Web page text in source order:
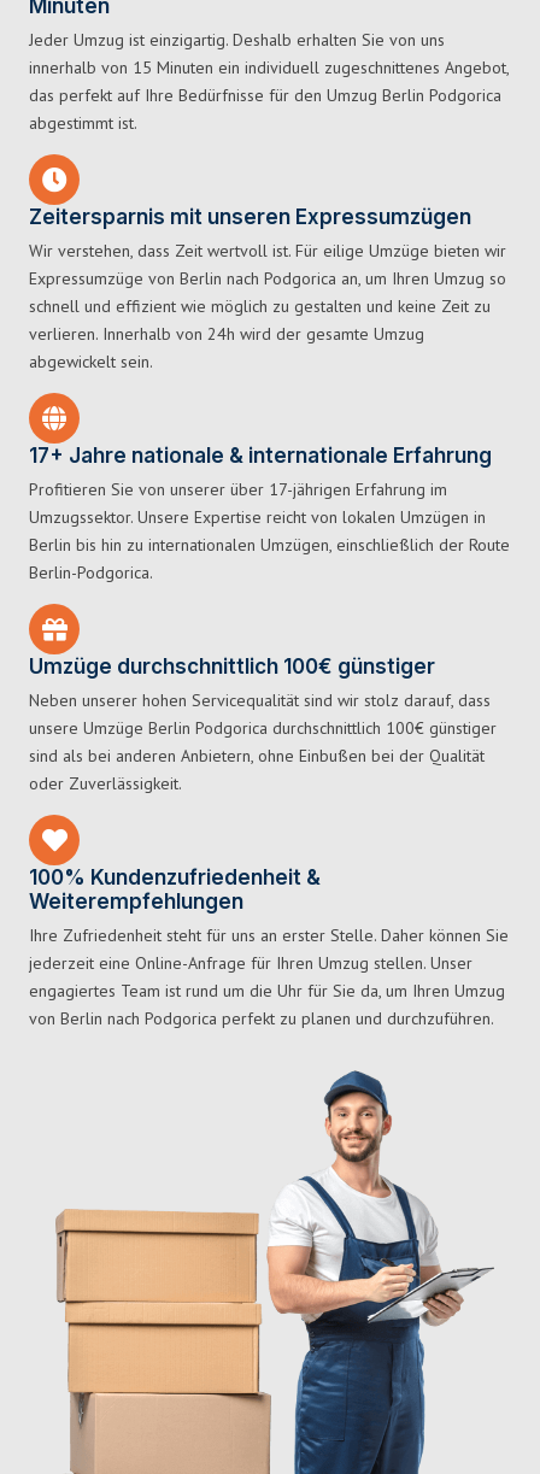
Minuten
Jeder Umzug ist einzigartig. Deshalb erhalten Sie von uns
innerhalb von 15 Minuten ein individuell zugeschnittenes Angebot,
das perfekt auf Ihre Bedürfnisse für den Umzug Berlin Podgorica
abgestimmt ist.
Zeitersparnis mit unseren Expressumzügen
Wir verstehen, dass Zeit wertvoll ist. Für eilige Umzüge bieten wir
Expressumzüge von Berlin nach Podgorica an, um Ihren Umzug so
schnell und effizient wie möglich zu gestalten und keine Zeit zu
verlieren. Innerhalb von 24h wird der gesamte Umzug
abgewickelt sein.
17+ Jahre nationale & internationale Erfahrung
Profitieren Sie von unserer über 17-jährigen Erfahrung im
Umzugssektor. Unsere Expertise reicht von lokalen Umzügen in
Berlin bis hin zu internationalen Umzügen, einschließlich der Route
Berlin-Podgorica.
Umzüge durchschnittlich 100€ günstiger
Neben unserer hohen Servicequalität sind wir stolz darauf, dass
unsere Umzüge Berlin Podgorica durchschnittlich 100€ günstiger
sind als bei anderen Anbietern, ohne Einbußen bei der Qualität
oder Zuverlässigkeit.
100% Kundenzufriedenheit &
Weiterempfehlungen
Ihre Zufriedenheit steht für uns an erster Stelle. Daher können Sie
jederzeit eine Online-Anfrage für Ihren Umzug stellen. Unser
engagiertes Team ist rund um die Uhr für Sie da, um Ihren Umzug
von Berlin nach Podgorica perfekt zu planen und durchzuführen.